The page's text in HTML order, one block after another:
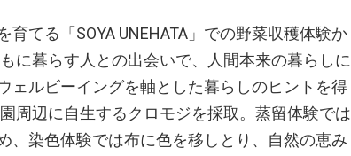
てる「SOYA UNEHATA」での野菜収穫体験か
に暮らす人との出会いで、人間本来の暮らしに
ェルビーイングを軸とした暮らしのヒントを得
周辺に自生するクロモジを採取。蒸留体験では
、染色体験では布に色を移しとり、自然の恵み